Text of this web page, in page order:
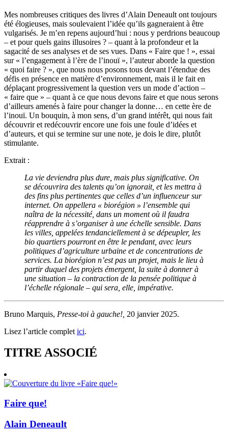
Mes nombreuses critiques des livres d’Alain Deneault ont toujours
été élogieuses, mais soulevaient l’idée qu’ils gagneraient à être
vulgarisés. Je m’en repens aujourd’hui : nous y perdrions beaucoup
– et pour quels gains illusoires ? – quant à la profondeur et la
sagacité de ses analyses et de ses vues. Dans « Faire que ! », essai
sur « l’engagement à l’ère de l’inouï », l’auteur aborde la question
« quoi faire ? », que nous nous posons tous devant l’étendue des
défis en présence en matière d’environnement, mais il le fait en
déplaçant progressivement la question vers un mode d’action –
« faire que » – quant à ce que nous devons faire et que nous serons
d’ailleurs amenés à faire pour changer la donne… en cette ère de
l’inouï. Un bouquin, à mon sens, d’un grand intérêt, qui nous fait
découvrir et redécouvrir encore une fois une foule d’idées et
d’auteurs, et qui se termine sur une note, je dois le dire, plutôt
stimulante.
Extrait :
La vie deviendra plus dure, mais plus significative. On
se découvrira des talents qu’on ignorait, et les mettra à
des fins plus pertinentes que celles d’un influenceur sur
internet. On appellera « biorégion » l’ensemble qui
naîtra de la nécessité, dans un moment où il faudra
réapprendre à s’organiser à une échelle sensible. Dans
les villes, appelées tendanciellement à se dépeupler, les
bio quartiers pourront en être le pendant, avec leurs
politiques d’agriculture urbaine et de concentrations de
services. La biorégion n’est pas un projet, mais le lieu à
partir duquel des projets émergent, la suite à donner à
une situation – la contraction de la pensée politique à
l’échelle régionale – qui sera, elle, impérative.
Bruno Marquis, Presse-toi à gauche!, 20 janvier 2025.
Lisez l’article complet ici.
TITRE ASSOCIÉ
Faire que!
Alain Deneault